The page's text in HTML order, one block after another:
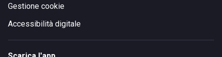
Gestione cookie
Accessibilità digitale